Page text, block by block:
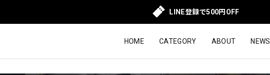
LINE登録で500円OFF
HOME CATEGORY ABOUT NEWS